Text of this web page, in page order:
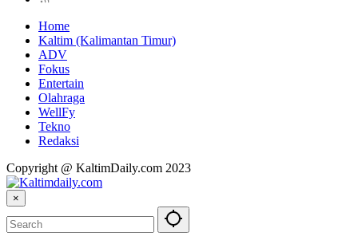
Home
Kaltim (Kalimantan Timur)
ADV
Fokus
Entertain
Olahraga
WellFy
Tekno
Redaksi
Copyright @ KaltimDaily.com 2023
×